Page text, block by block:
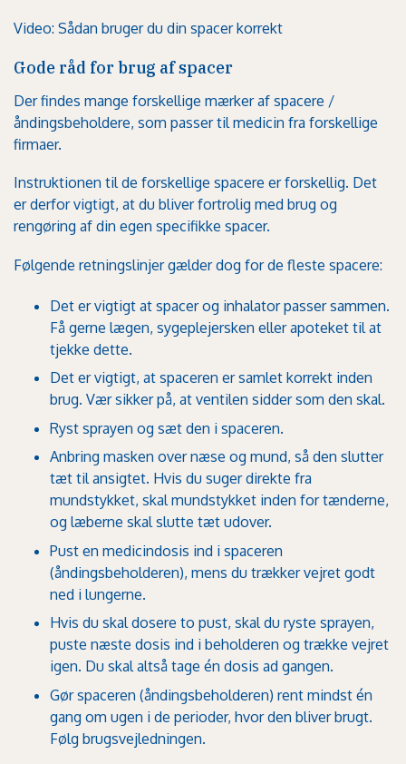
Video: Sådan bruger du din spacer korrekt
Gode råd for brug af spacer
Der findes mange forskellige mærker af spacere /
åndingsbeholdere, som passer til medicin fra forskellige
firmaer.
Instruktionen til de forskellige spacere er forskellig. Det
er derfor vigtigt, at du bliver fortrolig med brug og
rengøring af din egen specifikke spacer.
Følgende retningslinjer gælder dog for de fleste spacere:
Det er vigtigt at spacer og inhalator passer sammen.
Få gerne lægen, sygeplejersken eller apoteket til at
tjekke dette.
Det er vigtigt, at spaceren er samlet korrekt inden
brug. Vær sikker på, at ventilen sidder som den skal.
Ryst sprayen og sæt den i spaceren.
Anbring masken over næse og mund, så den slutter
tæt til ansigtet. Hvis du suger direkte fra
mundstykket, skal mundstykket inden for tænderne,
og læberne skal slutte tæt udover.
Pust en medicindosis ind i spaceren
(åndingsbeholderen), mens du trækker vejret godt
ned i lungerne.
Hvis du skal dosere to pust, skal du ryste sprayen,
puste næste dosis ind i beholderen og trække vejret
igen. Du skal altså tage én dosis ad gangen.
Gør spaceren (åndingsbeholderen) rent mindst én
gang om ugen i de perioder, hvor den bliver brugt.
Følg brugsvejledningen.